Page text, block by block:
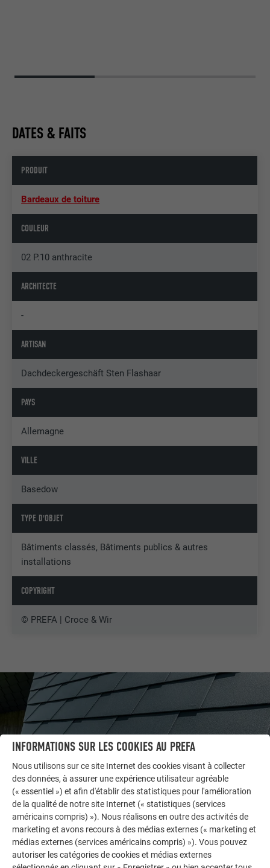
DATES & FAITS
PRODUIT
Bardeaux de toiture
COULEUR
02 P.10 anthracite
ARCHITECTE
-
ARTISAN
Dachdeckergeschäft Sten Flashaar
PAYS
Allemagne
VILLE
Basedow
TYPE D'OBJET
Bâtiments classés, Bâtiments publics & autres
installations
COPYRIGHT
© PREFA | Croce & Wir
LAISSEZ-VOUS INSPIRER
AUTRES BÂTIMENTS
INFORMATIONS SUR LES COOKIES AU PREFA
Nous utilisons sur ce site Internet des cookies visant à collecter
des données, à assurer une expérience utilisateur agréable
(« essentiel ») et afin d'établir des statistiques pour l'amélioration
de la qualité de notre site Internet (« statistiques (services
américains compris) »). Nous réalisons en outre des activités de
marketing et avons recours à des médias externes (« marketing et
médias externes (services américains compris) »). Vous pouvez
autoriser les catégories de cookies et médias externes